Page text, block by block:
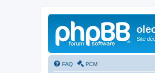
Site
FAQ PCM